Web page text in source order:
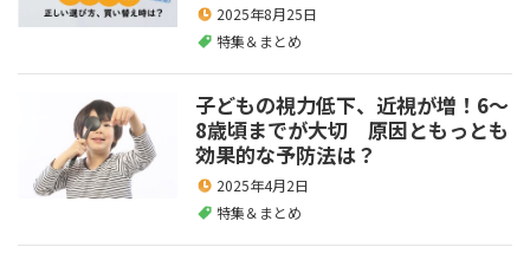
2025年8月25日
特集＆まとめ
子どもの視力低下、近視が増！6～
8歳頃までが大切 原因ともっとも
効果的な予防法は？
2025年4月2日
特集＆まとめ